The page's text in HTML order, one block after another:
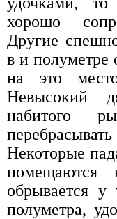
хорошо
Другие
в и полуметре
на это
Невысокий
набитого
Некоторые
помещаются
обрывается у
полуметра,